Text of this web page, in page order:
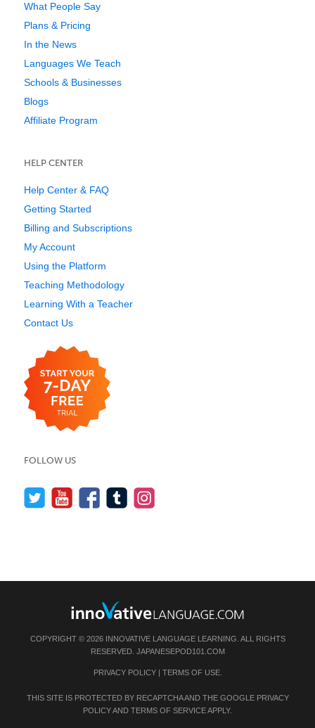
What People Say
Plans & Pricing
In the News
Languages We Teach
Schools & Businesses
Blogs
Affiliate Program
HELP CENTER
Help Center & FAQ
Getting Started
Billing and Subscriptions
My Account
Using the Platform
Teaching Methodology
Learning With a Teacher
Contact Us
FOLLOW US
COPYRIGHT © 2026 INNOVATIVE LANGUAGE LEARNING. ALL RIGHTS
RESERVED. JAPANESEPOD101.COM
PRIVACY POLICY| TERMS OF USE.
THIS SITE IS PROTECTED BY RECAPTCHA AND THE GOOGLE PRIVACY
POLICYAND TERMS OF SERVICEAPPLY.